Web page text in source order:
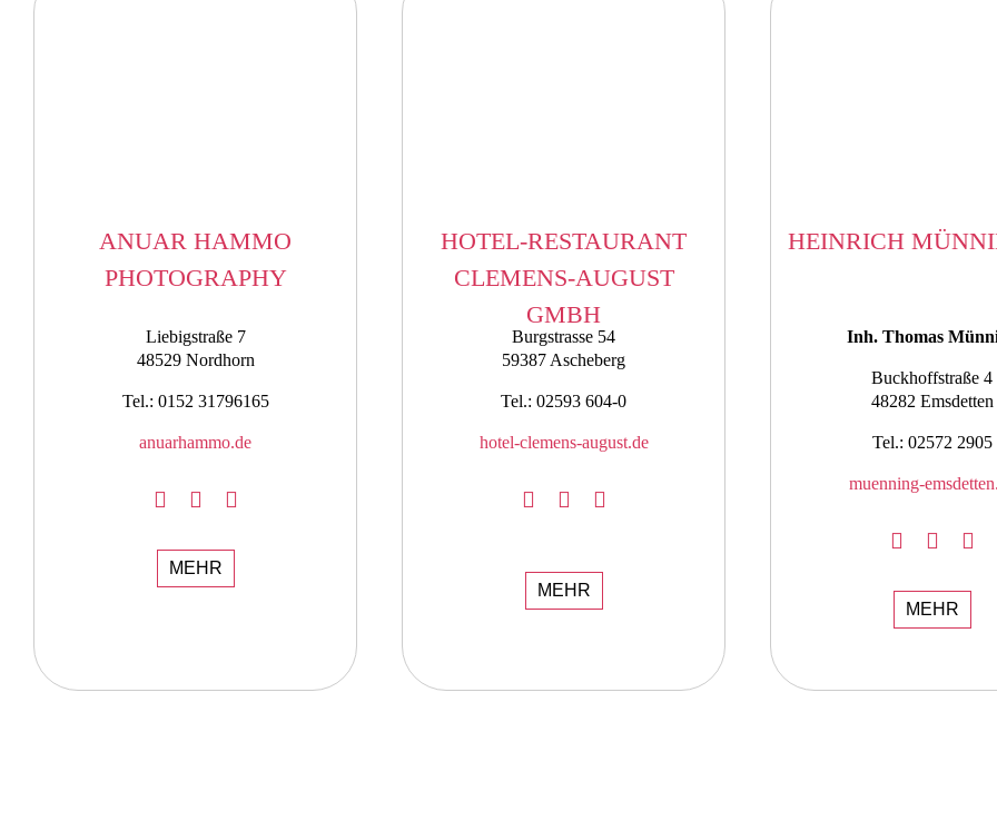
ANUAR HAMMO
PHOTOGRAPHY
Liebigstraße 7
48529 Nordhorn
Tel.: 0152 31796165
anuarhammo.de
MEHR
HOTEL-RESTAURANT
CLEMENS-AUGUST
GMBH
Burgstrasse 54
59387 Ascheberg
Tel.: 02593 604-0
hotel-clemens-august.de
MEHR
HEINRICH
Inh. Thomas
Buckhoffstraße 4
48282 Emsdetten
Tel.: 02572 2905
muenning-
MEHR